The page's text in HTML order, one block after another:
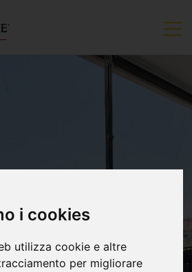
i cookies
utilizza cookie e altre
per migliorare